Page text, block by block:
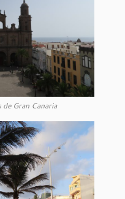
de Gran Canaria